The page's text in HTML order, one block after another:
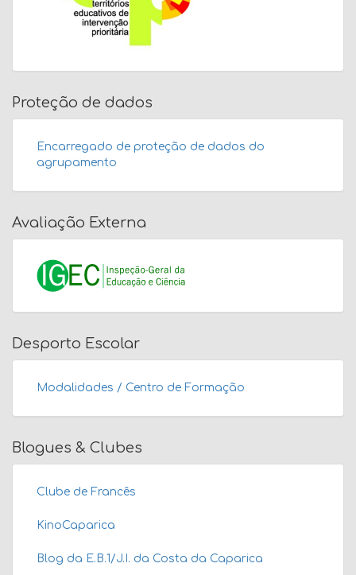
Proteção de dados
Encarregado de proteção de dados do
agrupamento
Avaliação Externa
Desporto Escolar
Modalidades / Centro de Formação
Blogues & Clubes
Clube de Francês
KinoCaparica
Blog da E.B.1/J.I. da Costa da Caparica